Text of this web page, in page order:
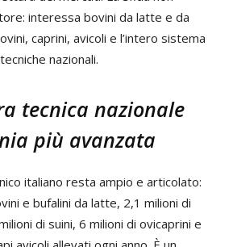
interessa bovini da latte e da
caprini, avicoli e l’intero sistema
nazionali.
tecnica nazionale
più avanzata
italiano resta ampio e articolato:
e bufalini da latte, 2,1 milioni di
di suini, 6 milioni di ovicaprini e